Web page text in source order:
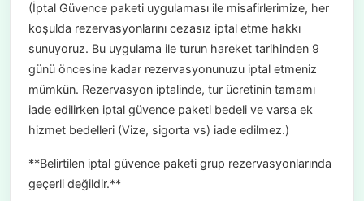
(İptal Güvence paketi uygulaması ile misafirlerimize, her
koşulda rezervasyonlarını cezasız iptal etme hakkı
sunuyoruz. Bu uygulama ile turun hareket tarihinden 9
günü öncesine kadar rezervasyonunuzu iptal etmeniz
mümkün. Rezervasyon iptalinde, tur ücretinin tamamı
iade edilirken iptal güvence paketi bedeli ve varsa ek
hizmet bedelleri (Vize, sigorta vs) iade edilmez.)
**Belirtilen iptal güvence paketi grup rezervasyonlarında
geçerli değildir.**